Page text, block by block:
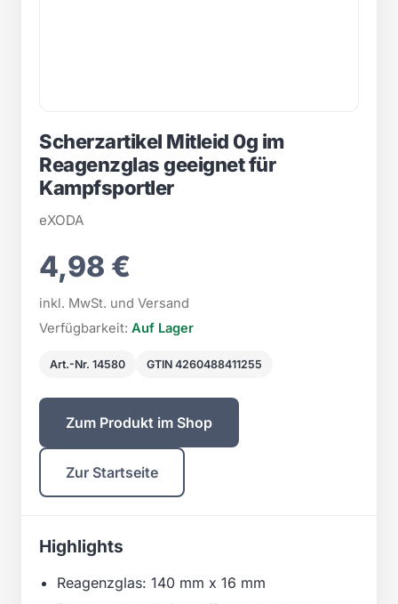
Scherzartikel Mitleid 0g im
Reagenzglas geeignet für
Kampfsportler
eXODA
4,98 €
inkl. MwSt. und Versand
Verfügbarkeit: Auf Lager
Art.-Nr. 14580 GTIN 4260488411255
Zum Produkt im Shop
Zur Startseite
Highlights
Reagenzglas: 140 mm x 16 mm